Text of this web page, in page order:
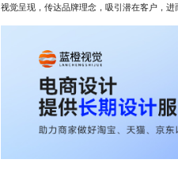
视觉呈现，传达品牌理念，吸引潜在客户，进